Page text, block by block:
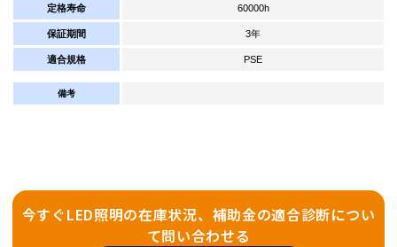
定格寿命 60000h
保証期間 3年
適合規格 PSE
備考
今すぐLED照明の在庫状況、補助金の適合診断につい
て問い合わせる